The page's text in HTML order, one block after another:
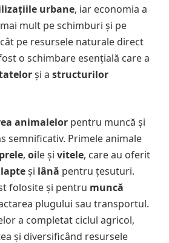
urbane, iar economia a
mult pe schimburi și pe
pe resursele naturale direct
o schimbare esențială care a
și a structurilor
animalelorpentru muncă și
semnificativ. Primele animale
, oile și vitele, care au oferit
lapteși lână pentru țesuturi.
folosite și pentru muncă
plugului sau transportul.
a completat ciclul agricol,
și diversificând resursele